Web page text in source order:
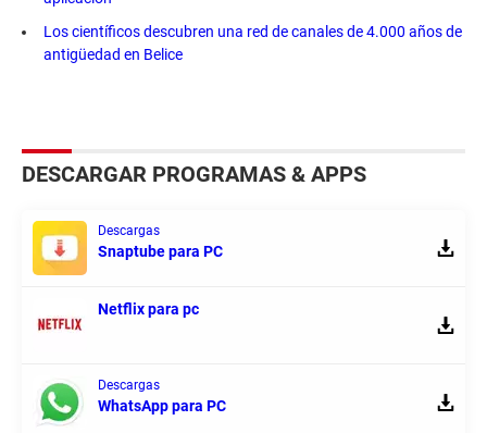
Los científicos descubren una red de canales de 4.000 años de
antigüedad en Belice
DESCARGAR PROGRAMAS & APPS
Descargas
Snaptube para PC
Netflix para pc
Descargas
WhatsApp para PC